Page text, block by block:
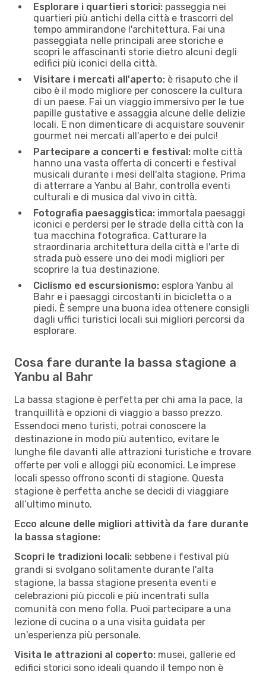
Esplorare i quartieri storici: passeggia nei
quartieri più antichi della città e trascorri del
tempo ammirandone l'architettura. Fai una
passeggiata nelle principali aree storiche e
scopri le affascinanti storie dietro alcuni degli
edifici più iconici della città.
Visitare i mercati all'aperto: è risaputo che il
cibo è il modo migliore per conoscere la cultura
di un paese. Fai un viaggio immersivo per le tue
papille gustative e assaggia alcune delle delizie
locali. E non dimenticare di acquistare souvenir
gourmet nei mercati all'aperto e dei pulci!
Partecipare a concerti e festival: molte città
hanno una vasta offerta di concerti e festival
musicali durante i mesi dell'alta stagione. Prima
di atterrare a Yanbu al Bahr, controlla eventi
culturali e di musica dal vivo in città.
Fotografia paesaggistica: immortala paesaggi
iconici e perdersi per le strade della città con la
tua macchina fotografica. Catturare la
straordinaria architettura della città e l'arte di
strada può essere uno dei modi migliori per
scoprire la tua destinazione.
Ciclismo ed escursionismo: esplora Yanbu al
Bahr e i paesaggi circostanti in bicicletta o a
piedi. È sempre una buona idea ottenere consigli
dagli uffici turistici locali sui migliori percorsi da
esplorare.
Cosa fare durante la bassa stagione a
Yanbu al Bahr
La bassa stagione è perfetta per chi ama la pace, la
tranquillità e opzioni di viaggio a basso prezzo.
Essendoci meno turisti, potrai conoscere la
destinazione in modo più autentico, evitare le
lunghe file davanti alle attrazioni turistiche e trovare
offerte per voli e alloggi più economici. Le imprese
locali spesso offrono sconti di stagione. Questa
stagione è perfetta anche se decidi di viaggiare
all’ultimo minuto.
Ecco alcune delle migliori attività da fare durante
la bassa stagione:
Scopri le tradizioni locali: sebbene i festival più
grandi si svolgano solitamente durante l'alta
stagione, la bassa stagione presenta eventi e
celebrazioni più piccoli e più incentrati sulla
comunità con meno folla. Puoi partecipare a una
lezione di cucina o a una visita guidata per
un'esperienza più personale.
Visita le attrazioni al coperto: musei, gallerie ed
edifici storici sono ideali quando il tempo non è